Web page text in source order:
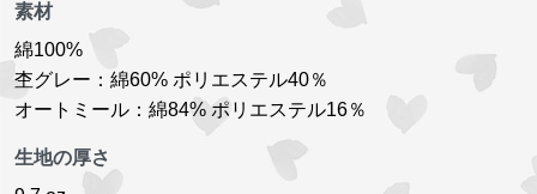
素材
綿100%
杢グレー：綿60% ポリエステル40％
オートミール：綿84% ポリエステル16％
生地の厚さ